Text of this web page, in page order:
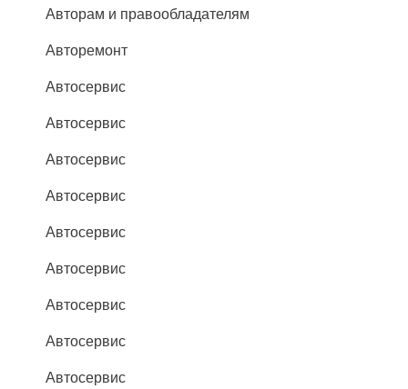
Авторам и правообладателям
Авторемонт
Автосервис
Автосервис
Автосервис
Автосервис
Автосервис
Автосервис
Автосервис
Автосервис
Автосервис